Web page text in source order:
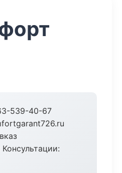
539-40-67
Консультации: